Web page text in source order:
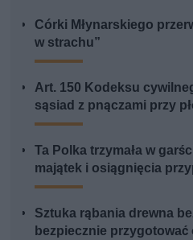
Córki Młynarskiego
w strachu”
Art. 150 Kodeksu
sąsiad z pnączami przy
Ta Polka trzymała w
majątek i osiągnięcia
Sztuka rąbania drewna
bezpiecznie przygotować